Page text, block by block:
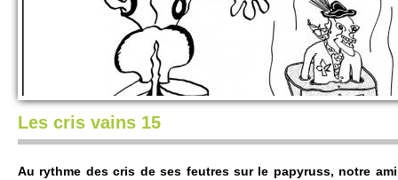
Les cris vains 15
Au rythme des cris de ses feutres sur le papy­russ, notre